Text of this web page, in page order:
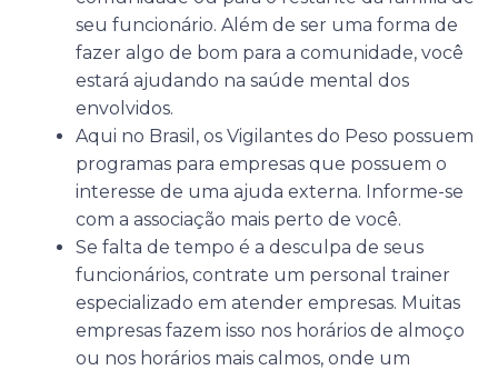
seu funcionário. Além de ser uma forma de
fazer algo de bom para a comunidade, você
estará ajudando na saúde mental dos
envolvidos.
Aqui no Brasil, os Vigilantes do Peso possuem
programas para empresas que possuem o
interesse de uma ajuda externa. Informe-se
com a associação mais perto de você.
Se falta de tempo é a desculpa de seus
funcionários, contrate um personal trainer
especializado em atender empresas. Muitas
empresas fazem isso nos horários de almoço
ou nos horários mais calmos, onde um